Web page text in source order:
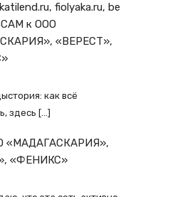
fiolyaka.ru, be
к ООО
«ВЕРЕСТ»,
как всё
здесь […]
«МАДАГАСКАРИЯ»,
«ФЕНИКС»